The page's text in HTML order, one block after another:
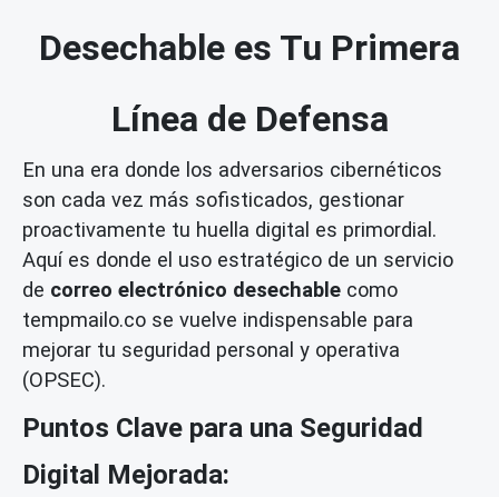
Desechable es Tu Primera
Línea de Defensa
En una era donde los adversarios cibernéticos
son cada vez más sofisticados, gestionar
proactivamente tu huella digital es primordial.
Aquí es donde el uso estratégico de un servicio
de correo electrónico desechable como
tempmailo.co se vuelve indispensable para
mejorar tu seguridad personal y operativa
(OPSEC).
Puntos Clave para una Seguridad
Digital Mejorada: